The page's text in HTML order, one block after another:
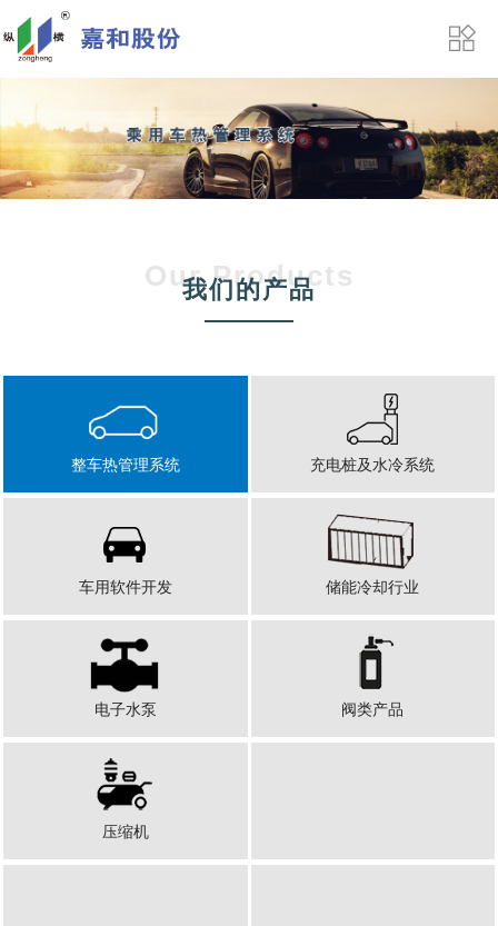
Our Products
我们的产品
整车热管理系统 充电桩及水冷系统
车用软件开发 储能冷却行业
电子水泵 阀类产品
压缩机